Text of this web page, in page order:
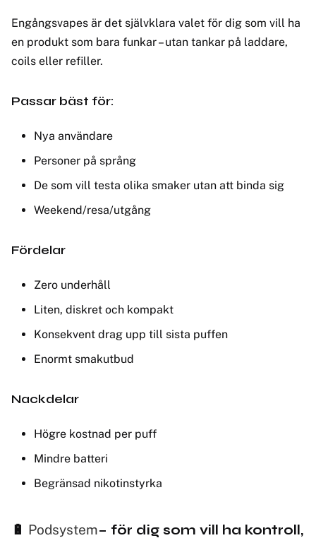
Engångsvapes är det självklara valet för dig som vill ha
en produkt som bara funkar – utan tankar på laddare,
coils eller refiller.
Passar bäst för:
Nya användare
Personer på språng
De som vill testa olika smaker utan att binda sig
Weekend/resa/utgång
Fördelar
Zero underhåll
Liten, diskret och kompakt
Konsekvent drag upp till sista puffen
Enormt smakutbud
Nackdelar
Högre kostnad per puff
Mindre batteri
Begränsad nikotinstyrka
🔋 Podsystem– för dig som vill ha kontroll,